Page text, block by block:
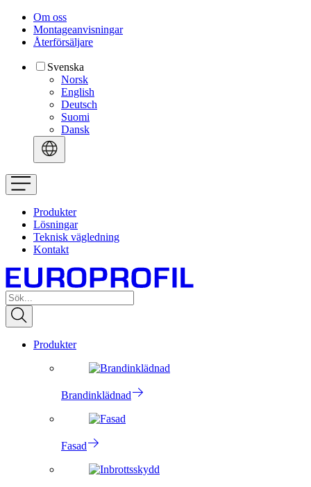
Om oss
Montageanvisningar
Återförsäljare
Svenska
Norsk
English
Deutsch
Suomi
Dansk
Produkter
Lösningar
Teknisk vägledning
Kontakt
Produkter
Brandinklädnad
Fasad